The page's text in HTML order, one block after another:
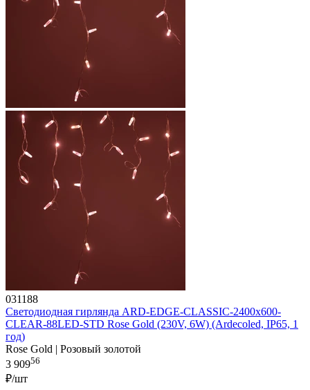
031188
Светодиодная гирлянда ARD-EDGE-CLASSIC-2400x600-
CLEAR-88LED-STD Rose Gold (230V, 6W) (Ardecoled, IP65, 1
год)
Rose Gold | Розовый золотой
3 90956
₽/шт